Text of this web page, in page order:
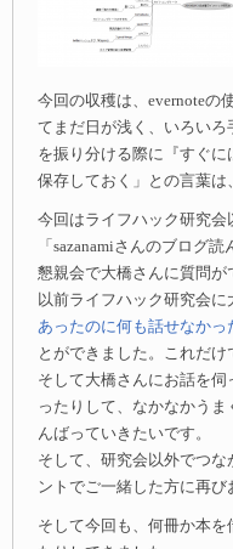
今回の収穫は、evernoteの
てまだ日が浅く、いろい
を振り分ける際に『すぐ
保存しておく」との言葉は
今回はライフハック研究
「sazanamiさんのブログ
懇親会で大橋さんに質問が
以前ライフハック研究会に
あったのに何も話せなかっ
とができました。これだけ
そして大橋さんにお話を
ったりして、なかなかう
んばっていきたいです。
そして、研究会以外でつ
ントでご一緒した方に再び
そして今回も、何冊か本